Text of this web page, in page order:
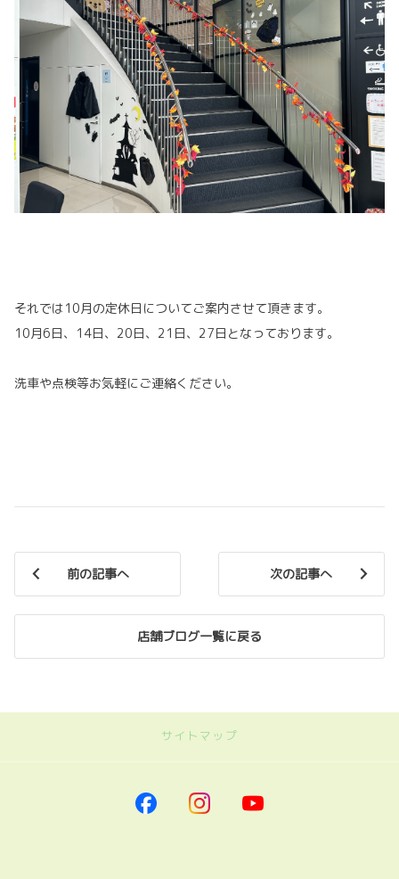
それでは10月の定休日についてご案内させて頂きます。
10月6日、14日、20日、21日、27日となっております。
洗車や点検等お気軽にご連絡ください。
前の記事へ
店舗ブログ一覧に戻る
次の記事へ
サイトマップ